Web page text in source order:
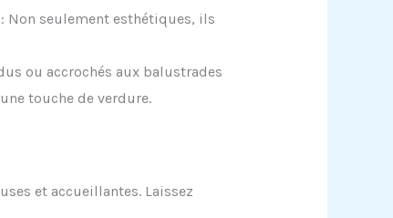
Non seulement esthétiques, ils
ou accrochés aux balustrades
touche de verdure.
et accueillantes. Laissez